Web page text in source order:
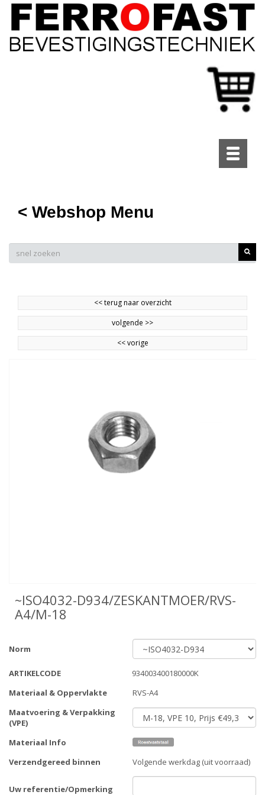
Toggle
< Webshop Menu
<<terug naar overzicht
volgende >>
<<vorige
~ISO4032-D934/ZESKANTMOER/RVS-
A4/M-18
Norm
ARTIKELCODE
934003400180000K
Materiaal & Oppervlakte
RVS-A4
Maatvoering & Verpakking
(VPE)
Materiaal Info
Verzendgereed binnen
Volgende werkdag (uit voorraad)
Uw referentie/Opmerking